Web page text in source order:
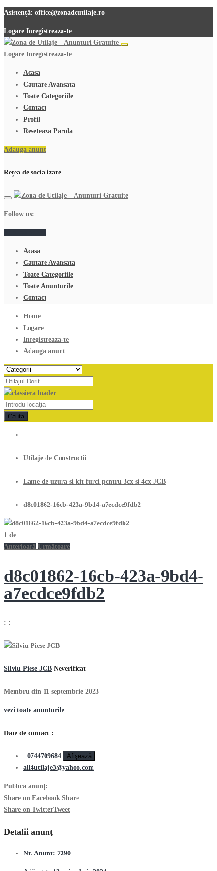
Asistență: office@zonadeutilaje.ro
Logare Inregistreaza-te
Logare Inregistreaza-te
Acasa
Cautare Avansata
Toate Categoriile
Contact
Profil
Reseteaza Parola
Adauga anunt
Rețea de socializare
Follow us:
Acasa
Cautare Avansata
Toate Categoriile
Toate Anunturile
Contact
Home
Logare
Inregistreaza-te
Adauga anunt
Cauta
Utilaje de Constructii
Lame de uzura si kit furci pentru 3cx si 4cx JCB
d8c01862-16cb-423a-9bd4-a7ecdce9fdb2
1 de
Anterioară Următoare
d8c01862-16cb-423a-9bd4-
a7ecdce9fdb2
: :
Silviu Piese JCB Neverificat
Membru din 11 septembrie 2023
vezi toate anunturile
Date de contact :
0744709684
Afişează
all4utilaje3@yahoo.com
Publică anunţ:
Share on Facebook Share
Share on TwitterTweet
Detalii anunţ
Nr. Anunt: 7290